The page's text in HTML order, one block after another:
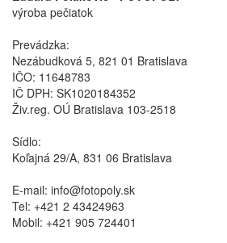
výroba pečiatok
Prevádzka:
Nezábudková 5, 821 01 Bratislava
IČO: 11648783
IČ DPH: SK1020184352
Živ.reg. OÚ Bratislava 103-2518
Sídlo:
Koľajná 29/A, 831 06 Bratislava
E-mail: info@fotopoly.sk
Tel: +421 2 43424963
Mobil: +421 905 724401